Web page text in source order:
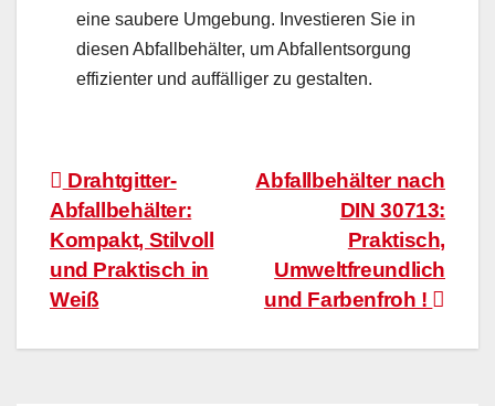
eine saubere Umgebung. Investieren Sie in
diesen Abfallbehälter, um Abfallentsorgung
effizienter und auffälliger zu gestalten.
Beitragsnavigation
Abfallbehälter nach
DIN 30713:
Praktisch,
Umweltfreundlich
und Farbenfroh !
Drahtgitter-
Abfallbehälter:
Kompakt, Stilvoll
und Praktisch in
Weiß